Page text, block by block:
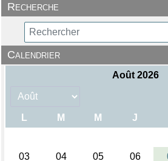
Recherche
Calendrier